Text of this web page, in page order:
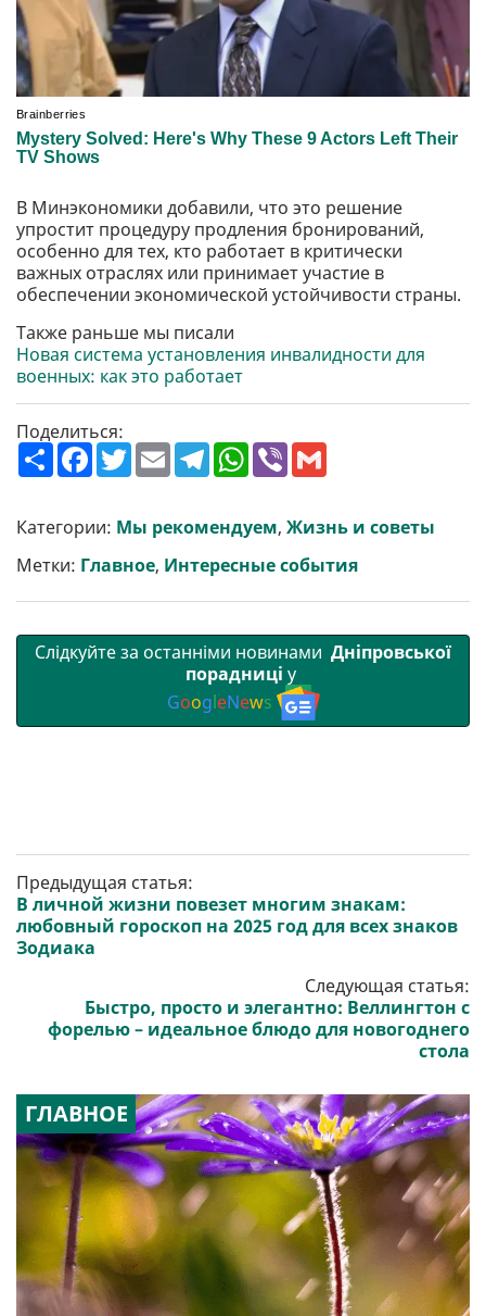
В Минэкономики добавили, что это решение
упростит процедуру продления бронирований,
особенно для тех, кто работает в критически
важных отраслях или принимает участие в
обеспечении экономической устойчивости страны.
Также раньше мы писали
Новая система установления инвалидности для
военных: как это работает
Поделиться:
П
о
р
и
т
и
F
a
b
o
o
k
T
w
t
e
r
E
m
l
T
e
g
r
a
m
W
h
s
A
p
p
V
r l
Категории: Мы рекомендуем, Жизнь и советы
Метки: Главное, Интересные события
Слідкуйте за останніми новинами Дніпровської
порадниці у
GoogleNews
Предыдущая статья:
В личной жизни повезет многим знакам:
любовный гороскоп на 2025 год для всех знаков
Зодиака
Следующая статья:
Быстро, просто и элегантно: Веллингтон с
форелью – идеальное блюдо для новогоднего
стола
ГЛАВНОЕ